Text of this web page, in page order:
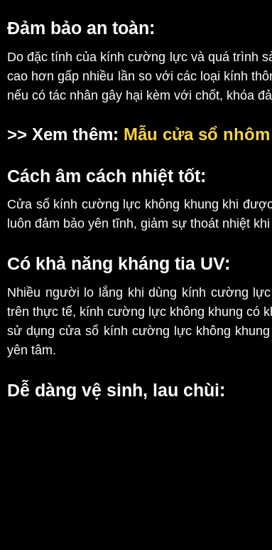
Đảm bảo an toàn:
Do đặc tính của kính cường lực và quá trình
cao hơn gấp nhiều lần so với các loại kính
nếu có tác nhân gây hại kèm với chốt, khóa
>> Xem thêm: Mẫu cửa sổ
Cách âm cách nhiệt tốt:
Cửa sổ kính cường lực không khung khi
luôn đảm bảo yên tĩnh, giảm sự thoát nhiệt
Có khả năng kháng tia UV:
Nhiều người lo lắng khi dùng kính cường
trên thực tế, kính cường lực không khung có
sử dụng cửa sổ kính cường lực không
yên tâm.
Dễ dàng vệ sinh, lau chùi: